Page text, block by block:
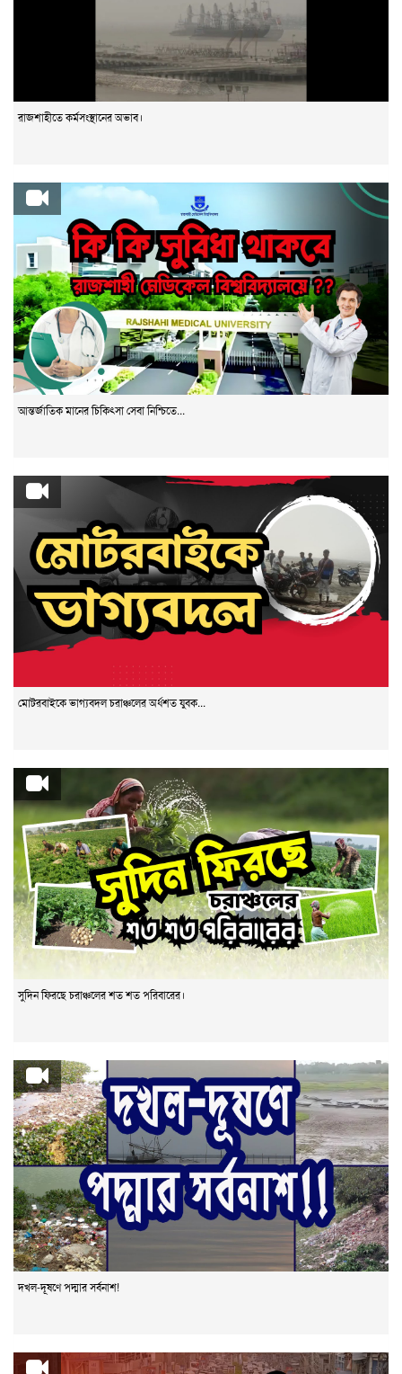
রাজশাহীতে কর্মসংস্থানের অভাব।
আন্তর্জাতিক মানের চিকিৎসা সেবা নিশ্চিতে...
মোটরবাইকে ভাগ্যবদল চরাঞ্চলের অর্ধশত যুবক...
সুদিন ফিরছে চরাঞ্চলের শত শত পরিবারের।
দখল-দূষণে পদ্মার সর্বনাশ!